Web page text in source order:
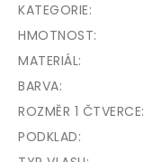
KATEGORIE:
HMOTNOST:
MATERIÁL:
BARVA:
ROZMĚR 1 ČTVERCE:
PODKLAD: